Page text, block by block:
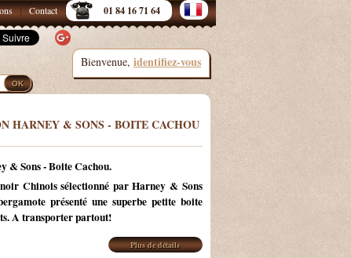
Contact 01 84 16 71 64
Bienvenue, identifiez-vous
HARNEY & SONS - BOITE CACHOU
& Sons - Boite Cachou.
Chinois sélectionné par Harney & Sons
présentéune superbe petite boite
. A transporter partout!
Plus de détails